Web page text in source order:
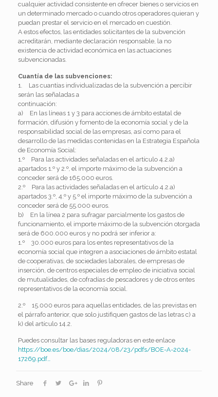
cualquier actividad consistente en ofrecer bienes o servicios en
un determinado mercado o cuando otros operadores quieran y
puedan prestar el servicio en el mercado en cuestión.
A estos efectos, las entidades solicitantes de la subvención
acreditarán, mediante declaración responsable, la no
existencia de actividad económica en las actuaciones
subvencionadas.
Cuantía de las subvenciones:
1. Las cuantías individualizadas de la subvención a percibir
serán las señaladas a
continuación:
a) En las líneas 1 y 3 para acciones de ámbito estatal de
formación, difusión y fomento de la economía social y de la
responsabilidad social de las empresas, así como para el
desarrollo de las medidas contenidas en la Estrategia Española
de Economía Social:
1.º Para las actividades señaladas en el artículo 4.2.a)
apartados 1.º y 2.º, el importe máximo de la subvención a
conceder será de 165.000 euros.
2.º Para las actividades señaladas en el artículo 4.2.a)
apartados 3.º, 4.º y 5.º el importe máximo de la subvención a
conceder será de 55.000 euros.
b) En la línea 2 para sufragar parcialmente los gastos de
funcionamiento, el importe máximo de la subvención otorgada
será de 600.000 euros y no podrá ser inferior a:
1.º 30.000 euros para los entes representativos de la
economía social que integren a asociaciones de ámbito estatal
de cooperativas, de sociedades laborales, de empresas de
inserción, de centros especiales de empleo de iniciativa social
de mutualidades, de cofradías de pescadores y de otros entes
representativos de la economía social.
2.º 15.000 euros para aquellas entidades, de las previstas en
el párrafo anterior, que solo justifiquen gastos de las letras c) a
k) del artículo 14.2.
Puedes consultar las bases reguladoras en este enlace
https://boe.es/boe/dias/2024/08/23/pdfs/BOE-A-2024-
17269.pdf…
Share